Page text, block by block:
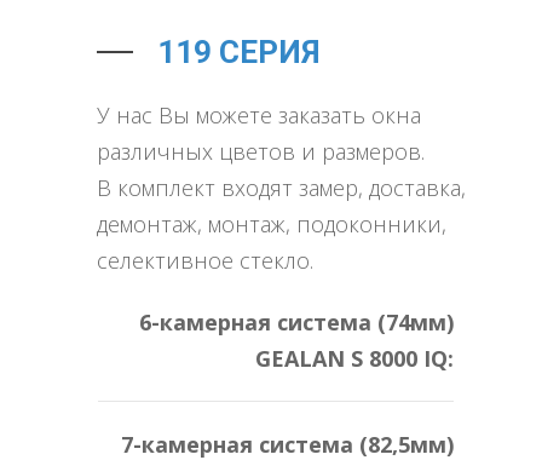
119 СЕРИЯ
У нас Вы можете заказать окна
различных цветов и размеров.
В комплект входят замер, доставка,
демонтаж, монтаж, подоконники,
селективное стекло.
6-камерная система (74мм)
GEALAN S 8000 IQ:
7-камерная система (82,5мм)